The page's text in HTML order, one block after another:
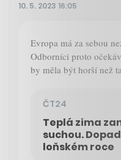
10. 5. 2023 16:05
Evropa má za sebou
Odborníci proto
by měla být horší než
ČT24
Teplá zima
suchou.
loňském roce